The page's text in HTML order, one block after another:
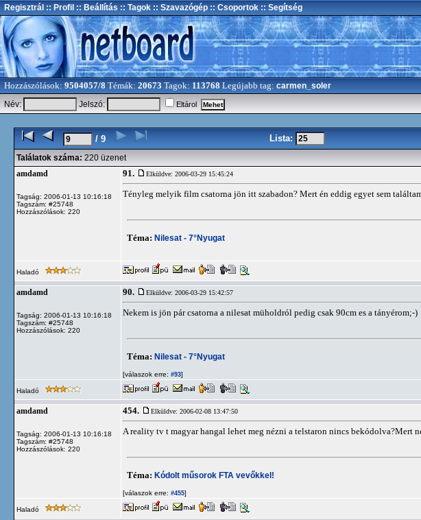
Regisztrál :: Profil :: Beállítás :: Tagok :: Szavazógép :: Csoportok :: Segítség
Hozzászólások: 9504057/8 Témák: 20673 Tagok: 113768 Legújabb tag: carmen_soler
Név: Jelszó: Eltárol
/ 9 Lista:
Találatok száma: 220 üzenet
amdamd
Tagság: 2006-01-13 10:16:18
Tagszám: #25748
Hozzászólások: 220
91. Elküldve: 2006-03-29 15:45:24
Tényleg melyik film csatorna jön itt szabadon? Mert én eddig egyet sem
Téma: Nilesat - 7°Nyugat
Haladó
amdamd
Tagság: 2006-01-13 10:16:18
Tagszám: #25748
Hozzászólások: 220
90. Elküldve: 2006-03-29 15:42:57
Nekem is jön pár csatorna a nilesat müholdról pedig csak 90cm es a tányérom;-)
Téma: Nilesat - 7°Nyugat
[válaszok erre: #93]
Haladó
amdamd
Tagság: 2006-01-13 10:16:18
Tagszám: #25748
Hozzászólások: 220
454. Elküldve: 2006-02-08 13:47:50
A reality tv t magyar hangal lehet meg nézni a telstaron nincs bekódolva?Mert
Téma: Kódolt műsorok FTA vevőkkel!
[válaszok erre: #455]
Haladó